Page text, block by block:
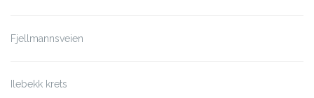
Fjellmannsveien
Ilebekk krets